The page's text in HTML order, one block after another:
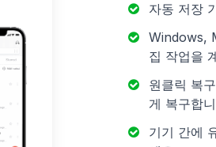
자동 저장
Windows,
집 작업을
원클릭 복
게 복구합
기기 간에